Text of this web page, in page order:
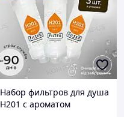
Набор фильтров для душа
H201 с ароматом